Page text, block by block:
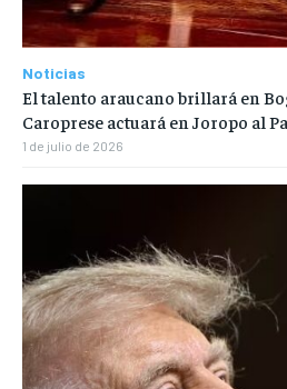
Noticias
El talento araucano brillará en
Caroprese actuará en Joropo al
1 de julio de 2026